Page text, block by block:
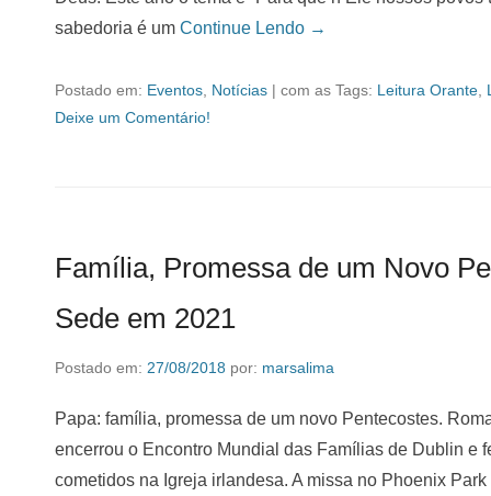
sabedoria é um Continue Lendo →
Postado em: Eventos Notícias | com as Tags: Leitura Orante
Deixe um Comentário!
Família, Promessa de um Novo
Sede em 2021
Postado em: 27/08/2018 por: marsalima
Papa: família, promessa de um novo Pentecostes.
encerrou o Encontro Mundial das Famílias de Dublin e
cometidos na Igreja irlandesa. A missa no Phoenix